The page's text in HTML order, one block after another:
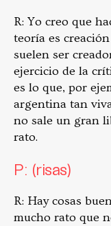
R: Yo creo que
teoría es
suelen ser
ejercicio de la
es lo que, por
argentina tan
no sale un gran
rato.
P: (risas)
R: Hay cosas
mucho rato que